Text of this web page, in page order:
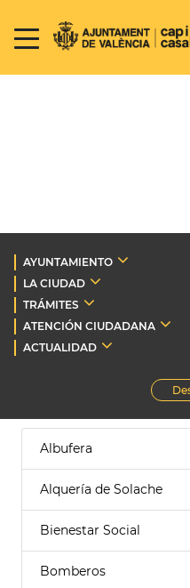
AYUNTAMIENTO
LA CIUDAD
TRÁMITES
ATENCIÓN CIUDADANA
ACTUALIDAD
Albufera
Alquería de Solache
Bienestar Social
Bomberos